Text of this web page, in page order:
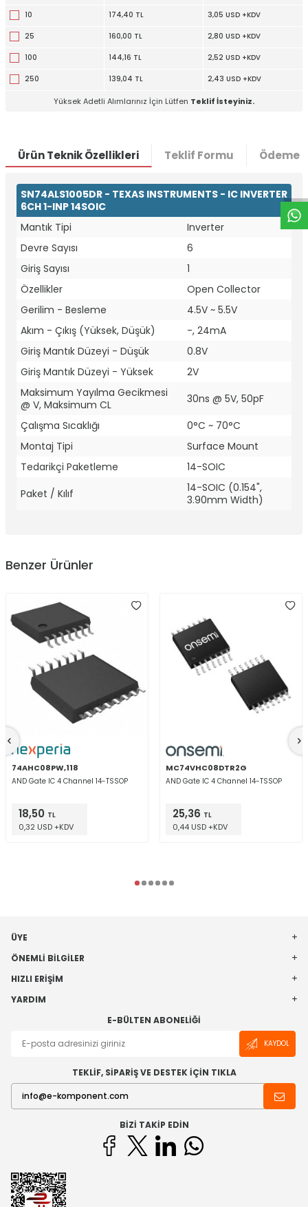
W
h
t
a
p
p
D
e
s
e
H
a
t
t
10 174,40 TL 3,05 USD +KDV
25 160,00 TL 2,80 USD +KDV
100 144,16 TL 2,52 USD +KDV
250 139,04 TL 2,43 USD +KDV
Yüksek Adetli Alımlarınız İçin Lütfen Teklif İsteyiniz.
Ürün Teknik Özellikleri Teklif Formu Ödeme
SN74ALS1005DR - TEXAS INSTRUMENTS - IC INVERTER
6CH 1-INP 14SOIC
Mantık Tipi
Inverter
Devre Sayısı
6
Giriş Sayısı
1
Özellikler
Open Collector
Gerilim - Besleme
4.5V ~ 5.5V
Akım - Çıkış (Yüksek, Düşük)
-, 24mA
Giriş Mantık Düzeyi - Düşük
0.8V
Giriş Mantık Düzeyi - Yüksek
2V
Maksimum Yayılma Gecikmesi
@ V, Maksimum CL
30ns @ 5V, 50pF
Çalışma Sıcaklığı
0°C ~ 70°C
Montaj Tipi
Surface Mount
Tedarikçi Paketleme
14-SOIC
Paket / Kılıf
14-SOIC (0.154",
3.90mm Width)
Benzer Ürünler
74AHC08PW,118
AND Gate IC 4 Channel 14-TSSOP
18,50 TL
0,32 USD +KDV
MC74VHC08DTR2G
AND Gate IC 4 Channel 14-TSSOP
25,36 TL
0,44 USD +KDV
ÜYE
ÖNEMLI BILGILER
HIZLI ERIŞIM
YARDIM
E-BÜLTEN ABONELIĞI
KAYDOL
TEKLİF, SİPARİŞ VE DESTEK İÇİN TIKLA
BIZI TAKIP EDIN